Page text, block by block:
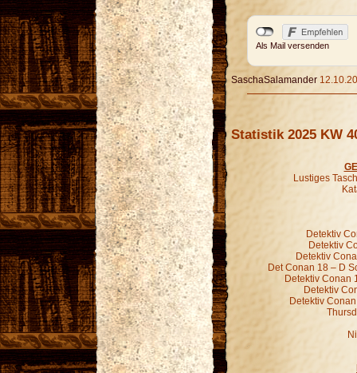
Als Mail versenden
SaschaSalamander
Statistik 2025 KW
Lustiges
Detektiv
Detektiv
Detektiv
Det Conan 18 – D
Detektiv Conan
Detektiv
Detektiv